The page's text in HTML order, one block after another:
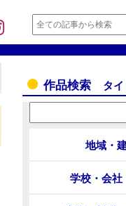
作品検索 タ
地域・
学校・会社